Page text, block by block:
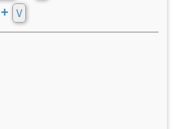
+ V